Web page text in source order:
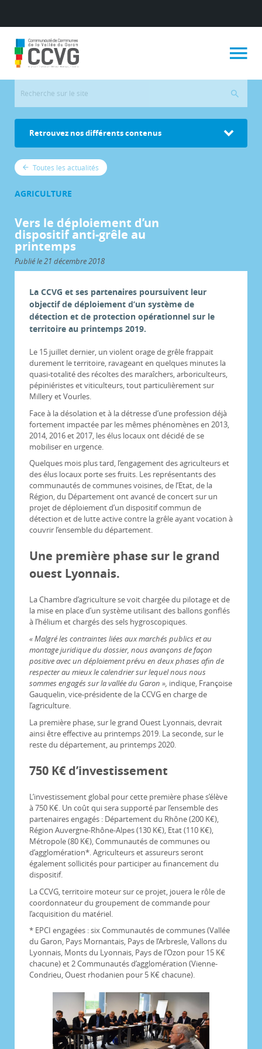
Retrouvez nos différents contenus
Toutes les actualités
AGRICULTURE
Vers le déploiement d’un
dispositif anti-grêle au
printemps
Publié le 21 décembre 2018
La CCVG et ses partenaires poursuivent leur
objectif de déploiement d’un système de
détection et de protection opérationnel sur le
territoire au printemps 2019.
Le 15 juillet dernier, un violent orage de grêle frappait
durement le territoire, ravageant en quelques minutes la
quasi-totalité des récoltes des maraîchers, arboriculteurs,
pépiniéristes et viticulteurs, tout particulièrement sur
Millery et Vourles.
Face à la désolation et à la détresse d’une profession déjà
fortement impactée par les mêmes phénomènes en 2013,
2014, 2016 et 2017, les élus locaux ont décidé de se
mobiliser en urgence.
Quelques mois plus tard, l’engagement des agriculteurs et
des élus locaux porte ses fruits. Les représentants des
communautés de communes voisines, de l’Etat, de la
Région, du Département ont avancé de concert sur un
projet de déploiement d’un dispositif commun de
détection et de lutte active contre la grêle ayant vocation à
couvrir l’ensemble du département.
Une première phase sur le grand
ouest Lyonnais.
La Chambre d’agriculture se voit chargée du pilotage et de
la mise en place d’un système utilisant des ballons gonflés
à l’hélium et chargés des sels hygroscopiques.
« Malgré les contraintes liées aux marchés publics et au
montage juridique du dossier, nous avançons de façon
positive avec un déploiement prévu en deux phases afin de
respecter au mieux le calendrier sur lequel nous nous
sommes engagés sur la vallée du Garon », indique, Françoise
Gauquelin, vice-présidente de la CCVG en charge de
l’agriculture.
La première phase, sur le grand Ouest Lyonnais, devrait
ainsi être effective au printemps 2019. La seconde, sur le
reste du département, au printemps 2020.
750 K€ d’investissement
L’investissement global pour cette première phase s’élève
à 750 K€. Un coût qui sera supporté par l’ensemble des
partenaires engagés : Département du Rhône (200 K€),
Région Auvergne-Rhône-Alpes (130 K€), Etat (110 K€),
Métropole (80 K€), Communautés de communes ou
d’agglomération*. Agriculteurs et assureurs seront
également sollicités pour participer au financement du
dispositif.
La CCVG, territoire moteur sur ce projet, jouera le rôle de
coordonnateur du groupement de commande pour
l’acquisition du matériel.
* EPCI engagées : six Communautés de communes (Vallée
du Garon, Pays Mornantais, Pays de l’Arbresle, Vallons du
Lyonnais, Monts du Lyonnais, Pays de l’Ozon pour 15 K€
chacune) et 2 Communautés d’agglomération (Vienne-
Condrieu, Ouest rhodanien pour 5 K€ chacune).